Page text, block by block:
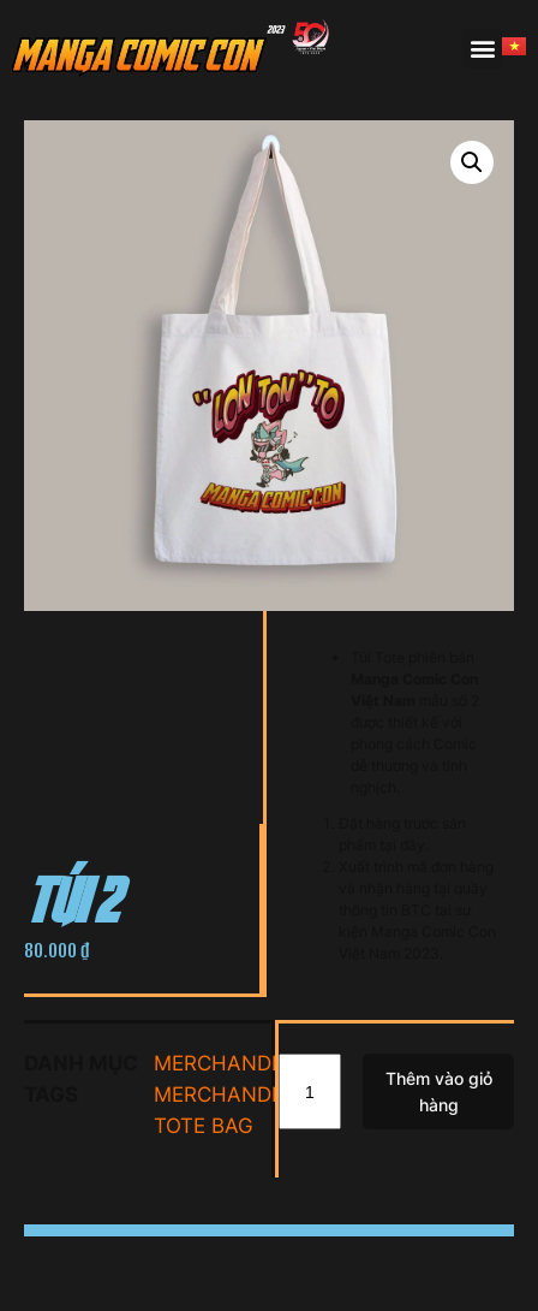
túi 2
80.000₫
MERCHANDISE
MERCHANDISE
,
TOTE BAG
Thêm vào giỏ
hàng